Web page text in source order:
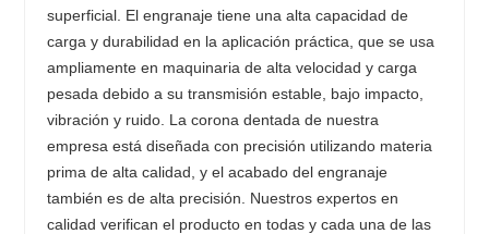
superficial. El engranaje tiene una alta capacidad de
carga y durabilidad en la aplicación práctica, que se usa
ampliamente en maquinaria de alta velocidad y carga
pesada debido a su transmisión estable, bajo impacto,
vibración y ruido. La corona dentada de nuestra
empresa está diseñada con precisión utilizando materia
prima de alta calidad, y el acabado del engranaje
también es de alta precisión. Nuestros expertos en
calidad verifican el producto en todas y cada una de las